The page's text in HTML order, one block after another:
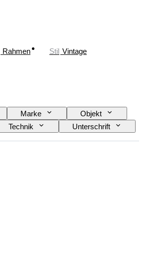
Rahmen Stil Vintage
Marke
Objekt
Technik
Unterschrift
Verkauft von